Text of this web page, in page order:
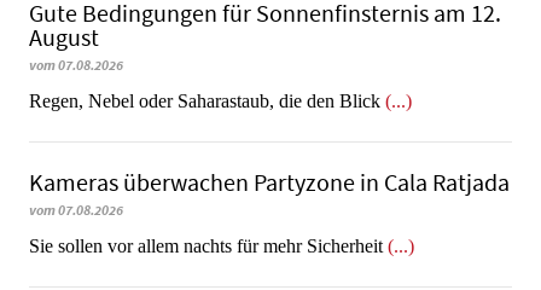
Gute Bedingungen für Sonnenfinsternis am 12.
August
vom 07.08.2026
Regen, Nebel oder Saharastaub, die den Blick (...)
Kameras überwachen Partyzone in Cala Ratjada
vom 07.08.2026
Sie sollen vor allem nachts für mehr Sicherheit (...)